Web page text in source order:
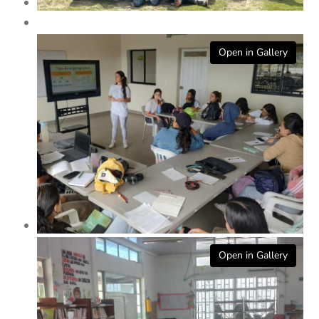
Open in Gallery
Open in Gallery